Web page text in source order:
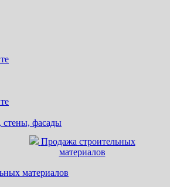
Продажа строительных
материалов
материалов